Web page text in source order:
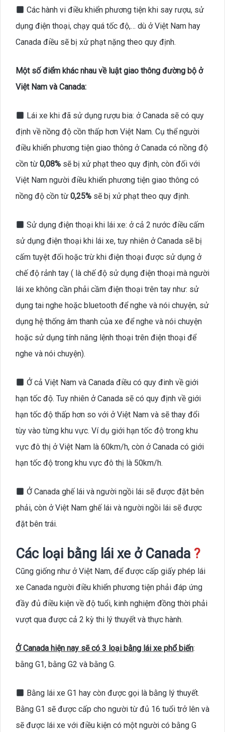
Các hành vi điều khiển phương tiện khi say rượu, sử
dụng điện thoại, chạy quá tốc độ,… dù ở Việt Nam hay
Canada điều sẽ bị xử phạt nặng theo quy định.
Một số điểm khác nhau về luật giao thông đường bộ ở
Việt Nam và Canada:
Lái xe khi đã sử dụng rượu bia: ở Canada sẽ có quy
định về nồng độ cồn thấp hơn Việt Nam. Cụ thể người
điều khiển phương tiện giao thông ở Canada có nồng độ
cồn từ 0,08% sẽ bị xử phạt theo quy định, còn đối với
Việt Nam người điều khiển phương tiện giao thông có
nồng độ cồn từ 0,25% sẽ bị xử phạt theo quy định.
Sử dụng điện thoại khi lái xe: ở cả 2 nước điều cấm
sử dụng điện thoại khi lái xe, tuy nhiên ở Canada sẽ bị
cấm tuyệt đối hoặc trừ khi điện thoại được sử dụng ở
chế độ rảnh tay ( là chế độ sử dụng điện thoại mà người
lái xe không cần phải cầm điện thoại trên tay như: sử
dụng tai nghe hoặc bluetooth để nghe và nói chuyện, sử
dụng hệ thống âm thanh của xe để nghe và nói chuyện
hoặc sử dụng tính năng lệnh thoại trên điện thoại để
nghe và nói chuyện).
Ở cả Việt Nam và Canada điều có quy đinh về giới
hạn tốc độ. Tuy nhiên ở Canada sẽ có quy định về giới
hạn tốc độ thấp hơn so với ở Việt Nam và sẽ thay đổi
tùy vào từng khu vực. Ví dụ giới hạn tốc độ trong khu
vực đô thị ở Việt Nam là 60km/h, còn ở Canada có giới
hạn tốc độ trong khu vực đô thị là 50km/h.
Ở Canada ghế lái và người ngồi lái sẽ được đặt bên
phải, còn ở Việt Nam ghế lái và người ngồi lái sẽ được
đặt bên trái.
Các loại bằng lái xe ở Canada ?
Cũng giống như ở Việt Nam, để được cấp giấy phép lái
xe Canada người điều khiển phương tiện phải đáp ứng
đầy đủ điều kiện về độ tuổi, kinh nghiệm đồng thời phải
vượt qua được cả 2 kỳ thi lý thuyết và thực hành.
Ở Canada hiện nay sẽ có 3 loại bằng lái xe phổ biến:
bằng G1, bằng G2 và bằng G.
Bằng lái xe G1 hay còn được gọi là bằng lý thuyết.
Bằng G1 sẽ được cấp cho người từ đủ 16 tuổi trở lên và
sẽ được lái xe với điều kiện có một người có bằng G